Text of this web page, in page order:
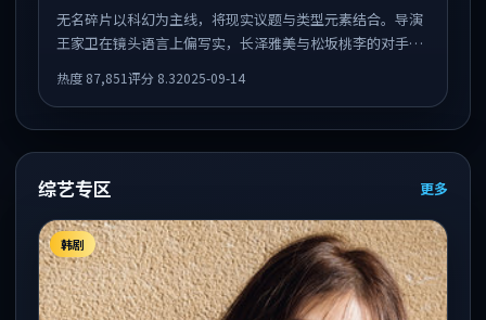
无名碎片以科幻为主线，将现实议题与类型元素结合。导演
王家卫在镜头语言上偏写实，长泽雅美与松坂桃李的对手戏
热度 87,851评分 8.32025-09-14
综艺专区 更多
韩剧